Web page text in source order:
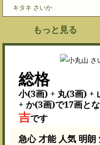
キタキ さいか
もっと見る
総格
小(3画) + 丸(3画) +
+ か(3画)で17画と
吉です
急心 才能 人気 明朗